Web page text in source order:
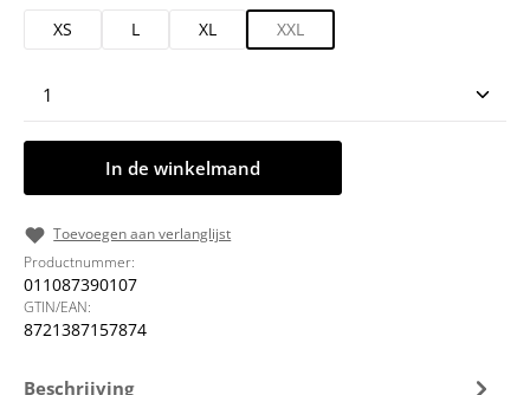
XS L XL XXL
Producthoeveelheid: Voer de gewenste
In de winkelmand
Toevoegen aan verlanglijst
Productnummer:
011087390107
GTIN/EAN:
8721387157874
Beschrijving